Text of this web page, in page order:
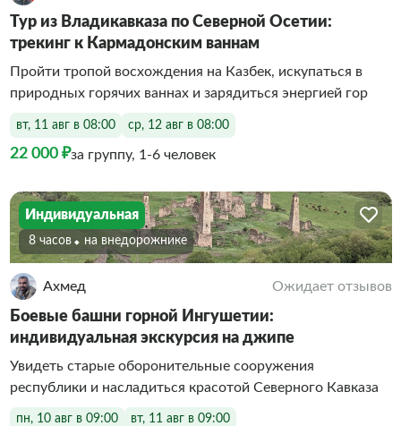
Тур из Владикавказа по Северной Осетии:
трекинг к Кармадонским ваннам
Пройти тропой восхождения на Казбек, искупаться в
природных горячих ваннах и зарядиться энергией гор
вт, 11 авг в 08:00 ср, 12 авг в 08:00
22 000 ₽за группу, 1-6 человек
Индивидуальная
8 часов На внедорожнике
Ахмед Ожидает отзывов
Боевые башни горной Ингушетии:
индивидуальная экскурсия на джипе
Увидеть старые оборонительные сооружения
республики и насладиться красотой Северного Кавказа
пн, 10 авг в 09:00 вт, 11 авг в 09:00